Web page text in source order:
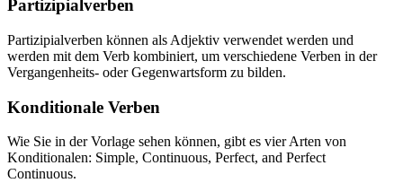
Partizipialverben
Partizipialverben können als Adjektiv verwendet werden und
werden mit dem Verb kombiniert, um verschiedene Verben in der
Vergangenheits- oder Gegenwartsform zu bilden.
Konditionale Verben
Wie Sie in der Vorlage sehen können, gibt es vier Arten von
Konditionalen: Simple, Continuous, Perfect, and Perfect
Continuous.